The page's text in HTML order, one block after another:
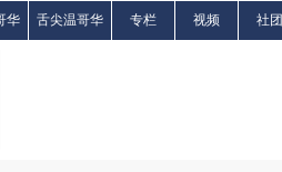
华 舌尖温哥华 专栏 视频 社团